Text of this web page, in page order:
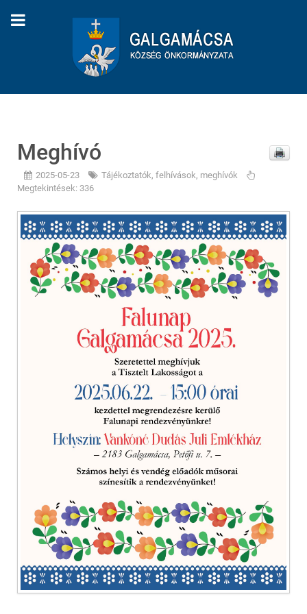
Meghívó
2025-05-23
Tájékoztatók, felhívások, meghívók
Megtekintések: 336